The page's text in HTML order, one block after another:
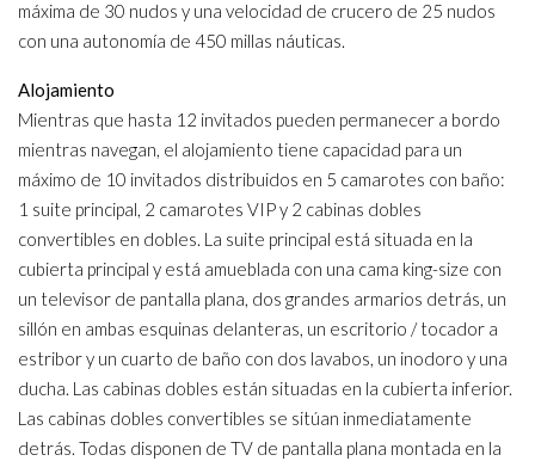
máxima de 30 nudos y una velocidad de crucero de 25 nudos
con una autonomía de 450 millas náuticas.
Alojamiento
Mientras que hasta 12 invitados pueden permanecer a bordo
mientras navegan, el alojamiento tiene capacidad para un
máximo de 10 invitados distribuidos en 5 camarotes con baño:
1 suite principal, 2 camarotes VIP y 2 cabinas dobles
convertibles en dobles. La suite principal está situada en la
cubierta principal y está amueblada con una cama king-size con
un televisor de pantalla plana, dos grandes armarios detrás, un
sillón en ambas esquinas delanteras, un escritorio / tocador a
estribor y un cuarto de baño con dos lavabos, un inodoro y una
ducha. Las cabinas dobles están situadas en la cubierta inferior.
Las cabinas dobles convertibles se sitúan inmediatamente
detrás. Todas disponen de TV de pantalla plana montada en la